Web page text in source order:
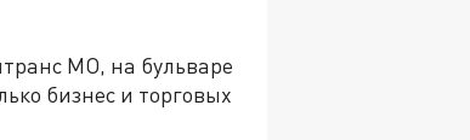
МО, на бульваре
бизнес и торговых